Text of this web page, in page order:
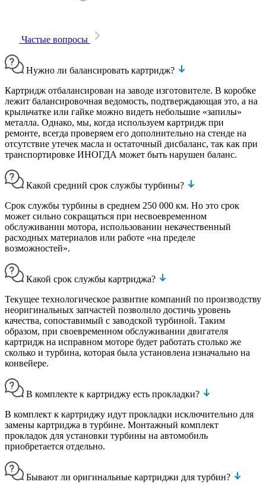
Частые вопросы
Нужно ли балансировать картридж?
Картридж отбалансирован на заводе изготовителе. В коробке
лежит балансировочная ведомость, подтверждающая это, а на
крыльчатке или гайке можно видеть небольшие «запилы»
металла. Однако, мы, когда используем картридж при
ремонте, всегда проверяем его дополнительно на стенде на
отсутствие утечек масла и остаточный дисбаланс, так как при
транспортировке ИНОГДА может быть нарушен баланс.
Какой средний срок службы турбины?
Срок службы турбины в среднем 250 000 км. Но это срок
может сильно сокращаться при несвоевременном
обслуживании мотора, использовании некачественный
расходных материалов или работе «на пределе
возможностей».
Какой срок службы картриджа?
Текущее технологическое развитие компаний по производству
неоригинальных запчастей позволило достичь уровень
качества, сопоставимый с заводской турбиной. Таким
образом, при своевременном обслуживании двигателя
картридж на исправном моторе будет работать столько же
сколько и турбина, которая была установлена изначально на
конвейере.
В комплекте к картриджу есть прокладки?
В комплект к картриджу идут прокладки исключительно для
замены картриджа в турбине. Монтажный комплект
прокладок для установки турбины на автомобиль
приобретается отдельно.
Бывают ли оригинальные картриджи для турбин?